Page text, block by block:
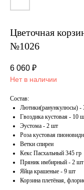
Цветочная
№1026
6 060 ₽
Нет в наличии
Состав:
Лютики(ранункулюсы) -
Гвоздика кустовая - 10
Эустома - 2 шт
Роза кустовая
Ветки спиреи
Кекс Пасхальный 345 гр
Пряник имбирный - 2 шт
Яйца крашеные - 9 шт
Корзина плетёная,